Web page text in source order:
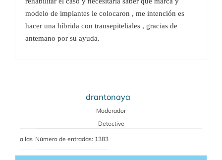
modelo de implantes le colocaron , me intención es
hacer una híbrida con transepiteliales , gracias de
antemano por su ayuda.
drantonaya
Moderador
Detective
a las Número de entradas: 1383